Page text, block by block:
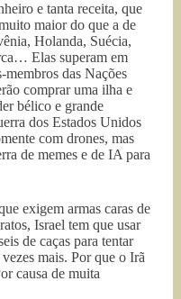
e tanta receita, que
maior do que a de
Holanda, Suécia,
Elas superam em
das Nações
comprar uma ilha e
bélico e grande
dos Estados Unidos
com drones, mas
de memes e de IA para
exigem armas caras de
Israel tem que usar
de caças para tentar
mais. Por que o Irã
causa de muita